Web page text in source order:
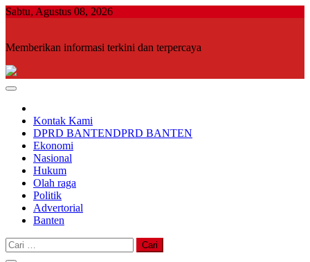
Skip
Sabtu, Agustus 08, 2026
Memberikan informasi terkini dan terpercaya
Kontak Kami
DPRD BANTENDPRD BANTEN
Ekonomi
Nasional
Hukum
Olah raga
Politik
Advertorial
Banten
Cari
untuk: